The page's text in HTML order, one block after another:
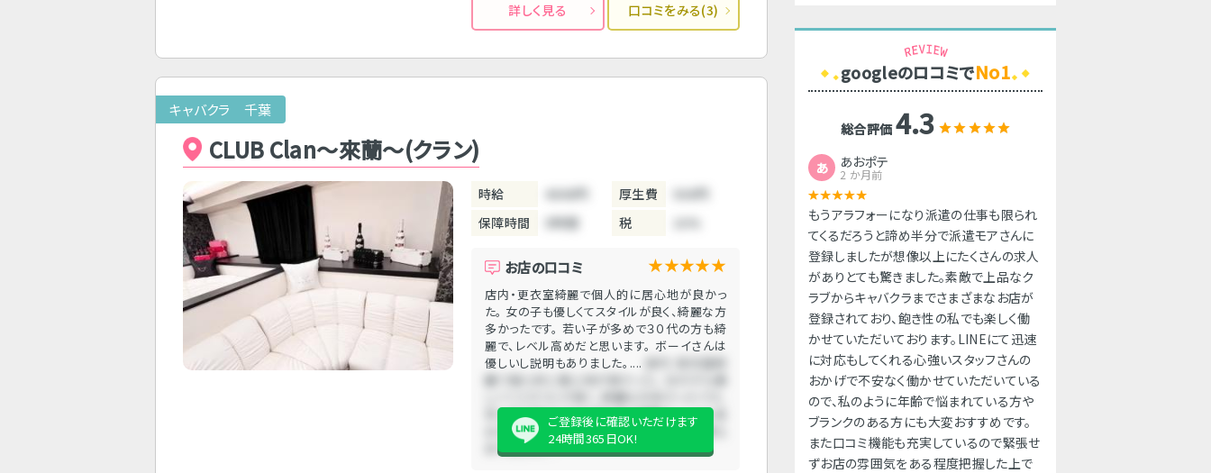
詳しく見る 口コミをみる(3)
キャバクラ 千葉
CLUB Clan～來蘭～(クラン)
時給 4000円 厚生費
保障時間
5時間 税
お店の口コミ ★★★★★
店内・更衣室綺麗で個人的に居心地が良かっ
た。 女の子も優しくてスタイルが良く、綺麗な方
多かったです。 若い子が多めで３０代の方も綺
麗で、レベル高めだと思います。 ボーイさんは
優しいし説明もありました。....
店内・更衣室綺
麗で個人的に居心地が良かった。 女の子も優
若い子が多めで３０代の方も綺麗で、レベル高
めだと思います。 ボーイさんは優しいし説明も
ありました。....
ご登録後に確認いただけます
24時間365日OK!
googleのロコミでNo1
総合評価4.3
あ あおポテ
2 か月前
もうアラフォーになり派遣の仕事も限られ
てくるだろうと諦め半分で派遣モアさんに
登録しましたが想像以上にたくさんの求人
がありとても驚きました。素敵で上品なク
ラブからキャバクラまでさまざまなお店が
登録されており、飽き性の私でも楽しく働
かせていただいております。LINEにて迅速
に対応もしてくれる心強いスタッフさんの
おかげで不安なく働かせていただいている
ので、私のように年齢で悩まれている方や
ブランクのある方にも大変おすすめです。
また口コミ機能も充実しているので緊張せ
ずお店の雰囲気をある程度把握した上で